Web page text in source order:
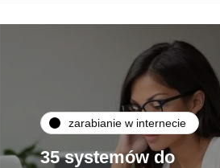
zarabianie w internecie
35 systemów do